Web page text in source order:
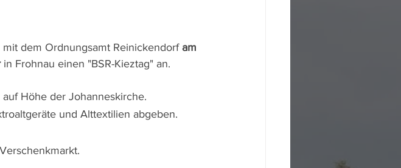
dem Ordnungsamt Reinickendorf am
in Frohnau einen "BSR-Kieztag" an.
Höhe der Johanneskirche.
und Alttextilien abgeben.